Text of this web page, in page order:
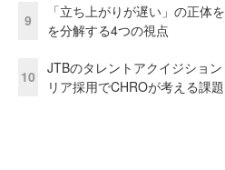
9
「立ち上がりが遅い」の正
を分解する4つの視点
10
JTBのタレントアクイジショ
リア採用でCHROが考える課